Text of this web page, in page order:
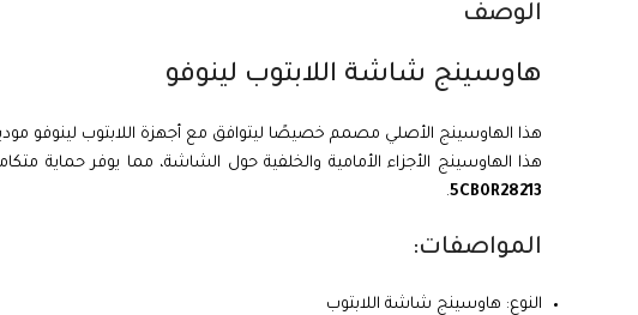
الوصف
هاوسينج شاشة اللابتوب لينوفو
هذا الهاوسينج الأصلي مصمم خصيصًا ليتوافق مع أجهزة اللابتوب لينوفو
هذا الهاوسينج الأجزاء الأمامية والخلفية حول الشاشة، مما يوفر حماية
5CB0R28213
.
المواصفات:
النوع: هاوسينج شاشة اللابتوب